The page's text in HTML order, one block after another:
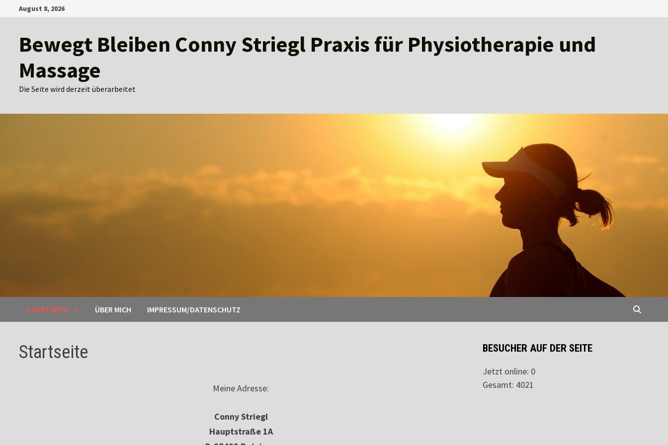
Inhalt
August 8, 2026
Bewegt Bleiben Conny Striegl Praxis für Physiotherapie und
Massage
Die Seite wird derzeit überarbeitet
STARTSEITE ÜBER MICH IMPRESSUM/DATENSCHUTZ
Startseite
Meine Adresse:
Conny Striegl
Hauptstraße 1A
BESUCHER AUF DER SEITE
Jetzt online: 0
Gesamt: 4021